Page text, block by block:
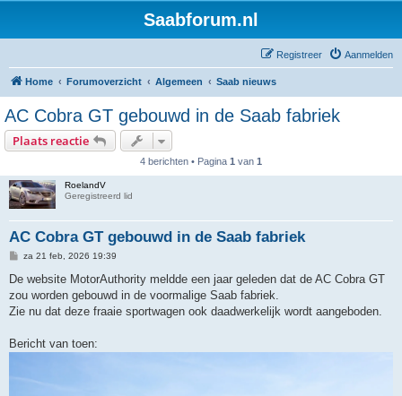
Saabforum.nl
Aanmelden
Registreer
Home Forumoverzicht Algemeen Saab nieuws
AC Cobra GT gebouwd in de Saab fabriek
Plaats reactie
4 berichten • Pagina 1 van 1
RoelandV
Geregistreerd lid
AC Cobra GT gebouwd in de Saab fabriek
B
r
c
h
za 21 feb, 2026 19:39
De website MotorAuthority meldde een jaar geleden dat de AC Cobra GT
zou worden gebouwd in de voormalige Saab fabriek.
Zie nu dat deze fraaie sportwagen ook daadwerkelijk wordt aangeboden.
Bericht van toen: